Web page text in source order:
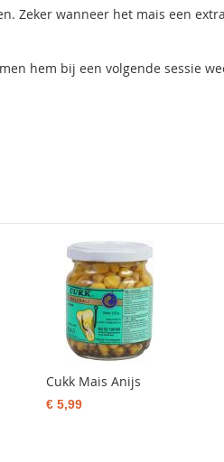
Zeker wanneer het mais een extra
hem bij een volgende sessie
Cukk Mais Anijs
€ 5,99